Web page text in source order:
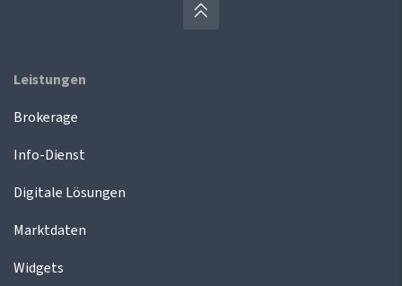
Leistungen
Brokerage
Info-Dienst
Digitale Lösungen
Marktdaten
Widgets